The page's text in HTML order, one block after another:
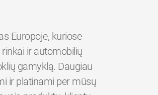
Europoje, kuriose
ir automobilių
gamyklą. Daugiau
ir platinami per mūsų